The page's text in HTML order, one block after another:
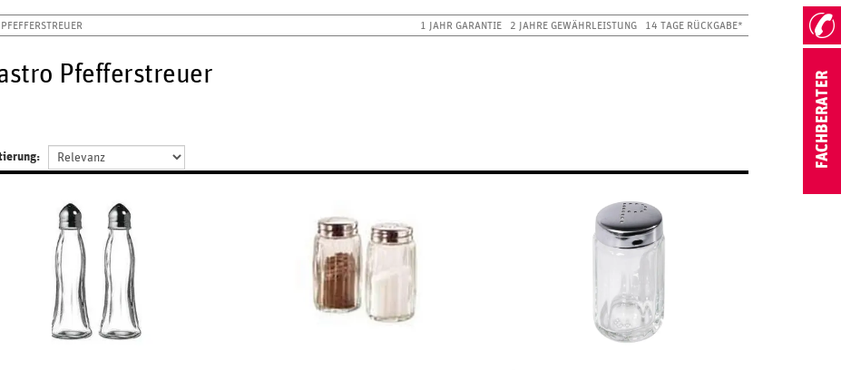
PFEFFERSTREUER 1 JAHR GARANTIE 2 JAHRE GEWÄHRLEISTUNG 14 TAGE RÜCKGABE*
Pfefferstreuer